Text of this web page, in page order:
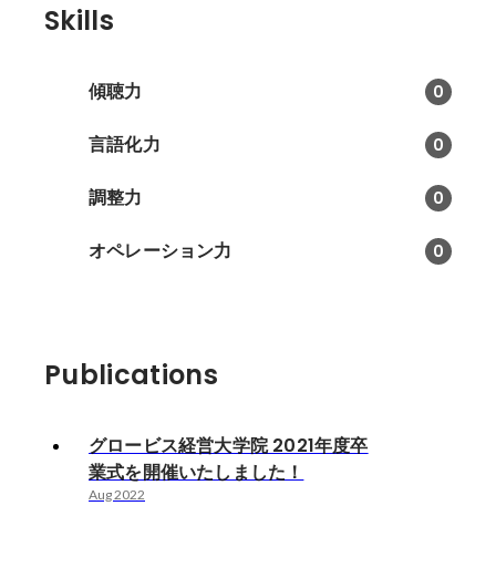
Skills
傾聴力 0
言語化力 0
調整力 0
オペレーション力 0
Publications
グロービス経営大学院 2021年度卒
業式を開催いたしました！
Aug 2022